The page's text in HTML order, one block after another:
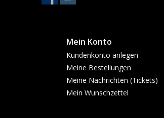
Mein Konto
Kundenkonto anlegen
Meine Bestellungen
Meine Nachrichten (Tickets)
Mein Wunschzettel